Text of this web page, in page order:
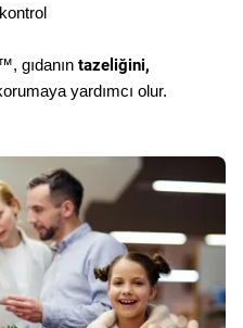
gıdanın tazeliğini,
yardımcı olur.